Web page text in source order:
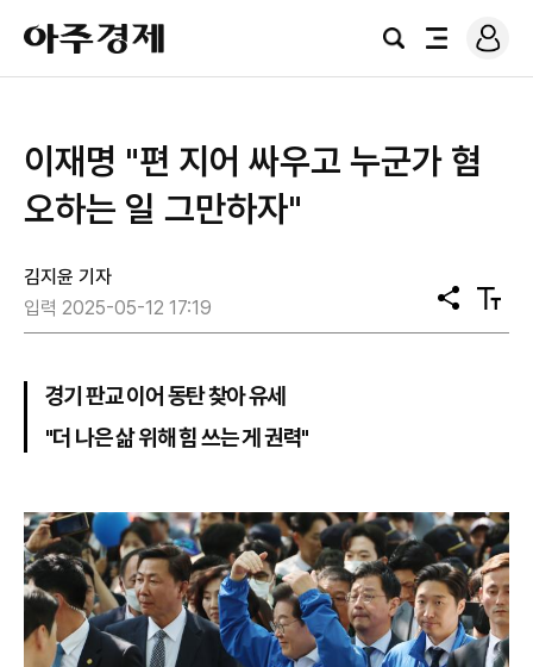
아
주
경
검
전
로
그
이재명 "편 지어 싸우고 누군가 혐
오하는 일 그만하자"
김지윤 기자
입력 2025-05-12 17:19
공
유
텍
스
경기 판교 이어 동탄 찾아 유세
"더 나은 삶 위해 힘 쓰는 게 권력"